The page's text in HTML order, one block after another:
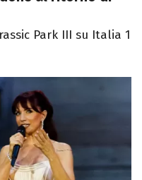
Park III su Italia 1